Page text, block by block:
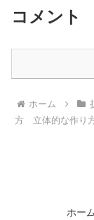
コメント
ホーム
方 立体的な作り
ホー